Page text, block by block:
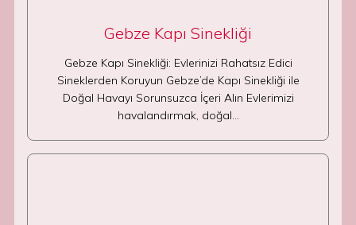
Gebze Kapı Sinekliği
Gebze Kapı Sinekliği: Evlerinizi Rahatsız Edici
Sineklerden Koruyun Gebze’de Kapı Sinekliği ile
Doğal Havayı Sorunsuzca İçeri Alın Evlerimizi
havalandırmak, doğal…